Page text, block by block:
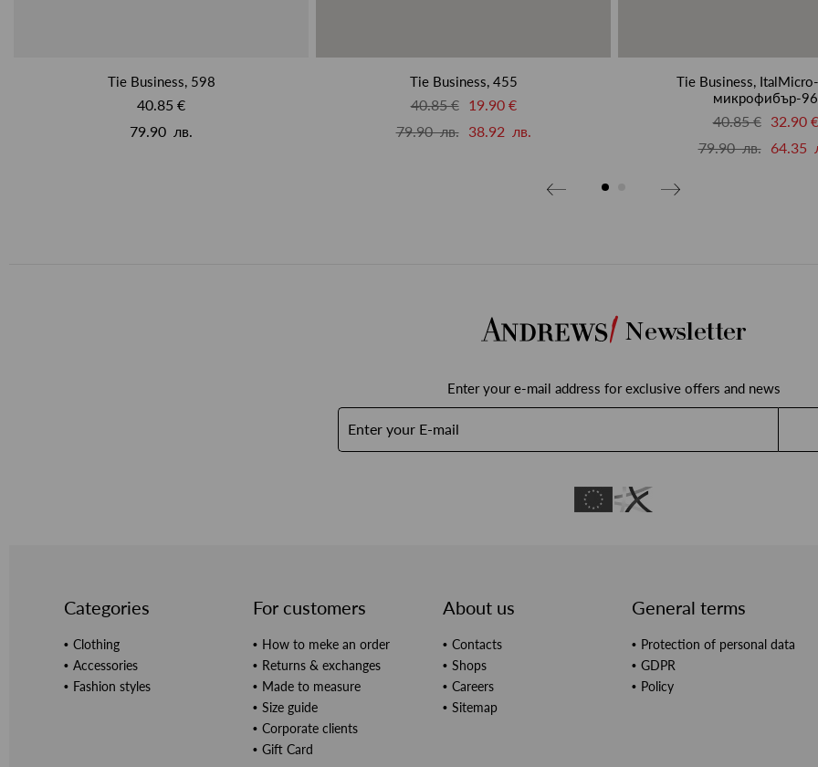
Tie Business, 598
40.85 €
79.90 лв.
Tie Business, 455
40.85 €
19.90 €
79.90 лв.
38.92 лв.
Tie Business,
микрофибър-96
40.85 €
32.90 €
79.90 лв.
64.35
Newsletter
Enter your e-mail address for exclusive offers and news
Categories
Clothing
Accessories
Fashion styles
For customers
How to meke an order
Returns & exchanges
Made to measure
Size guide
Corporate clients
Gift Card
About us
Contacts
Shops
Careers
Sitemap
General terms
Protection of personal data
GDPR
Policy